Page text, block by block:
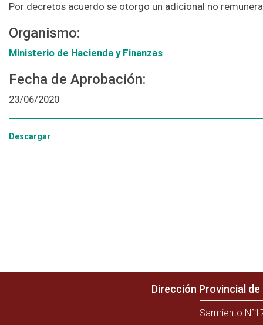
Por decretos acuerdo se otorgo un adicional no
Organismo:
Ministerio de Hacienda y Finanzas
Fecha de Aprobación:
23/06/2020
Descargar
Dirección Provincial
Sarmiento